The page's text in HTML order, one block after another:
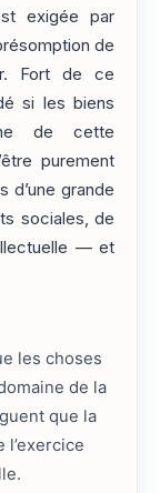
exigée par
de
Fort de ce
si les biens
de cette
purement
d’une grande
sociales, de
— et
les choses
de la
que la
l’exercice